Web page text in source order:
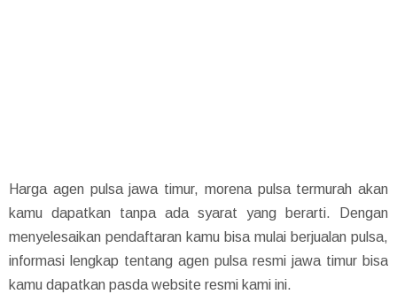
Harga agen pulsa jawa timur, morena pulsa termurah akan
kamu dapatkan tanpa ada syarat yang berarti. Dengan
menyelesaikan pendaftaran kamu bisa mulai berjualan pulsa,
informasi lengkap tentang agen pulsa resmi jawa timur bisa
kamu dapatkan pasda website resmi kami ini.